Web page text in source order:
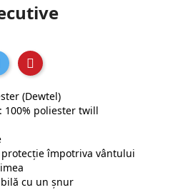
(Dewtel)
100% poliester twill
împotriva vântului
cu un şnur